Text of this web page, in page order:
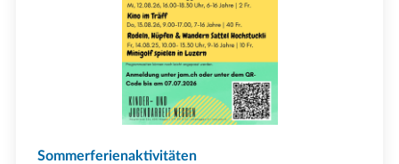
Sommerferienaktivitäten